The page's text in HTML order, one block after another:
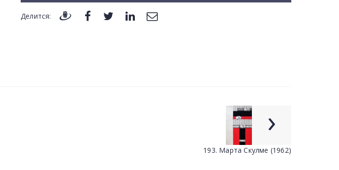
Делится:
›
193. Марта Скулме (1962)